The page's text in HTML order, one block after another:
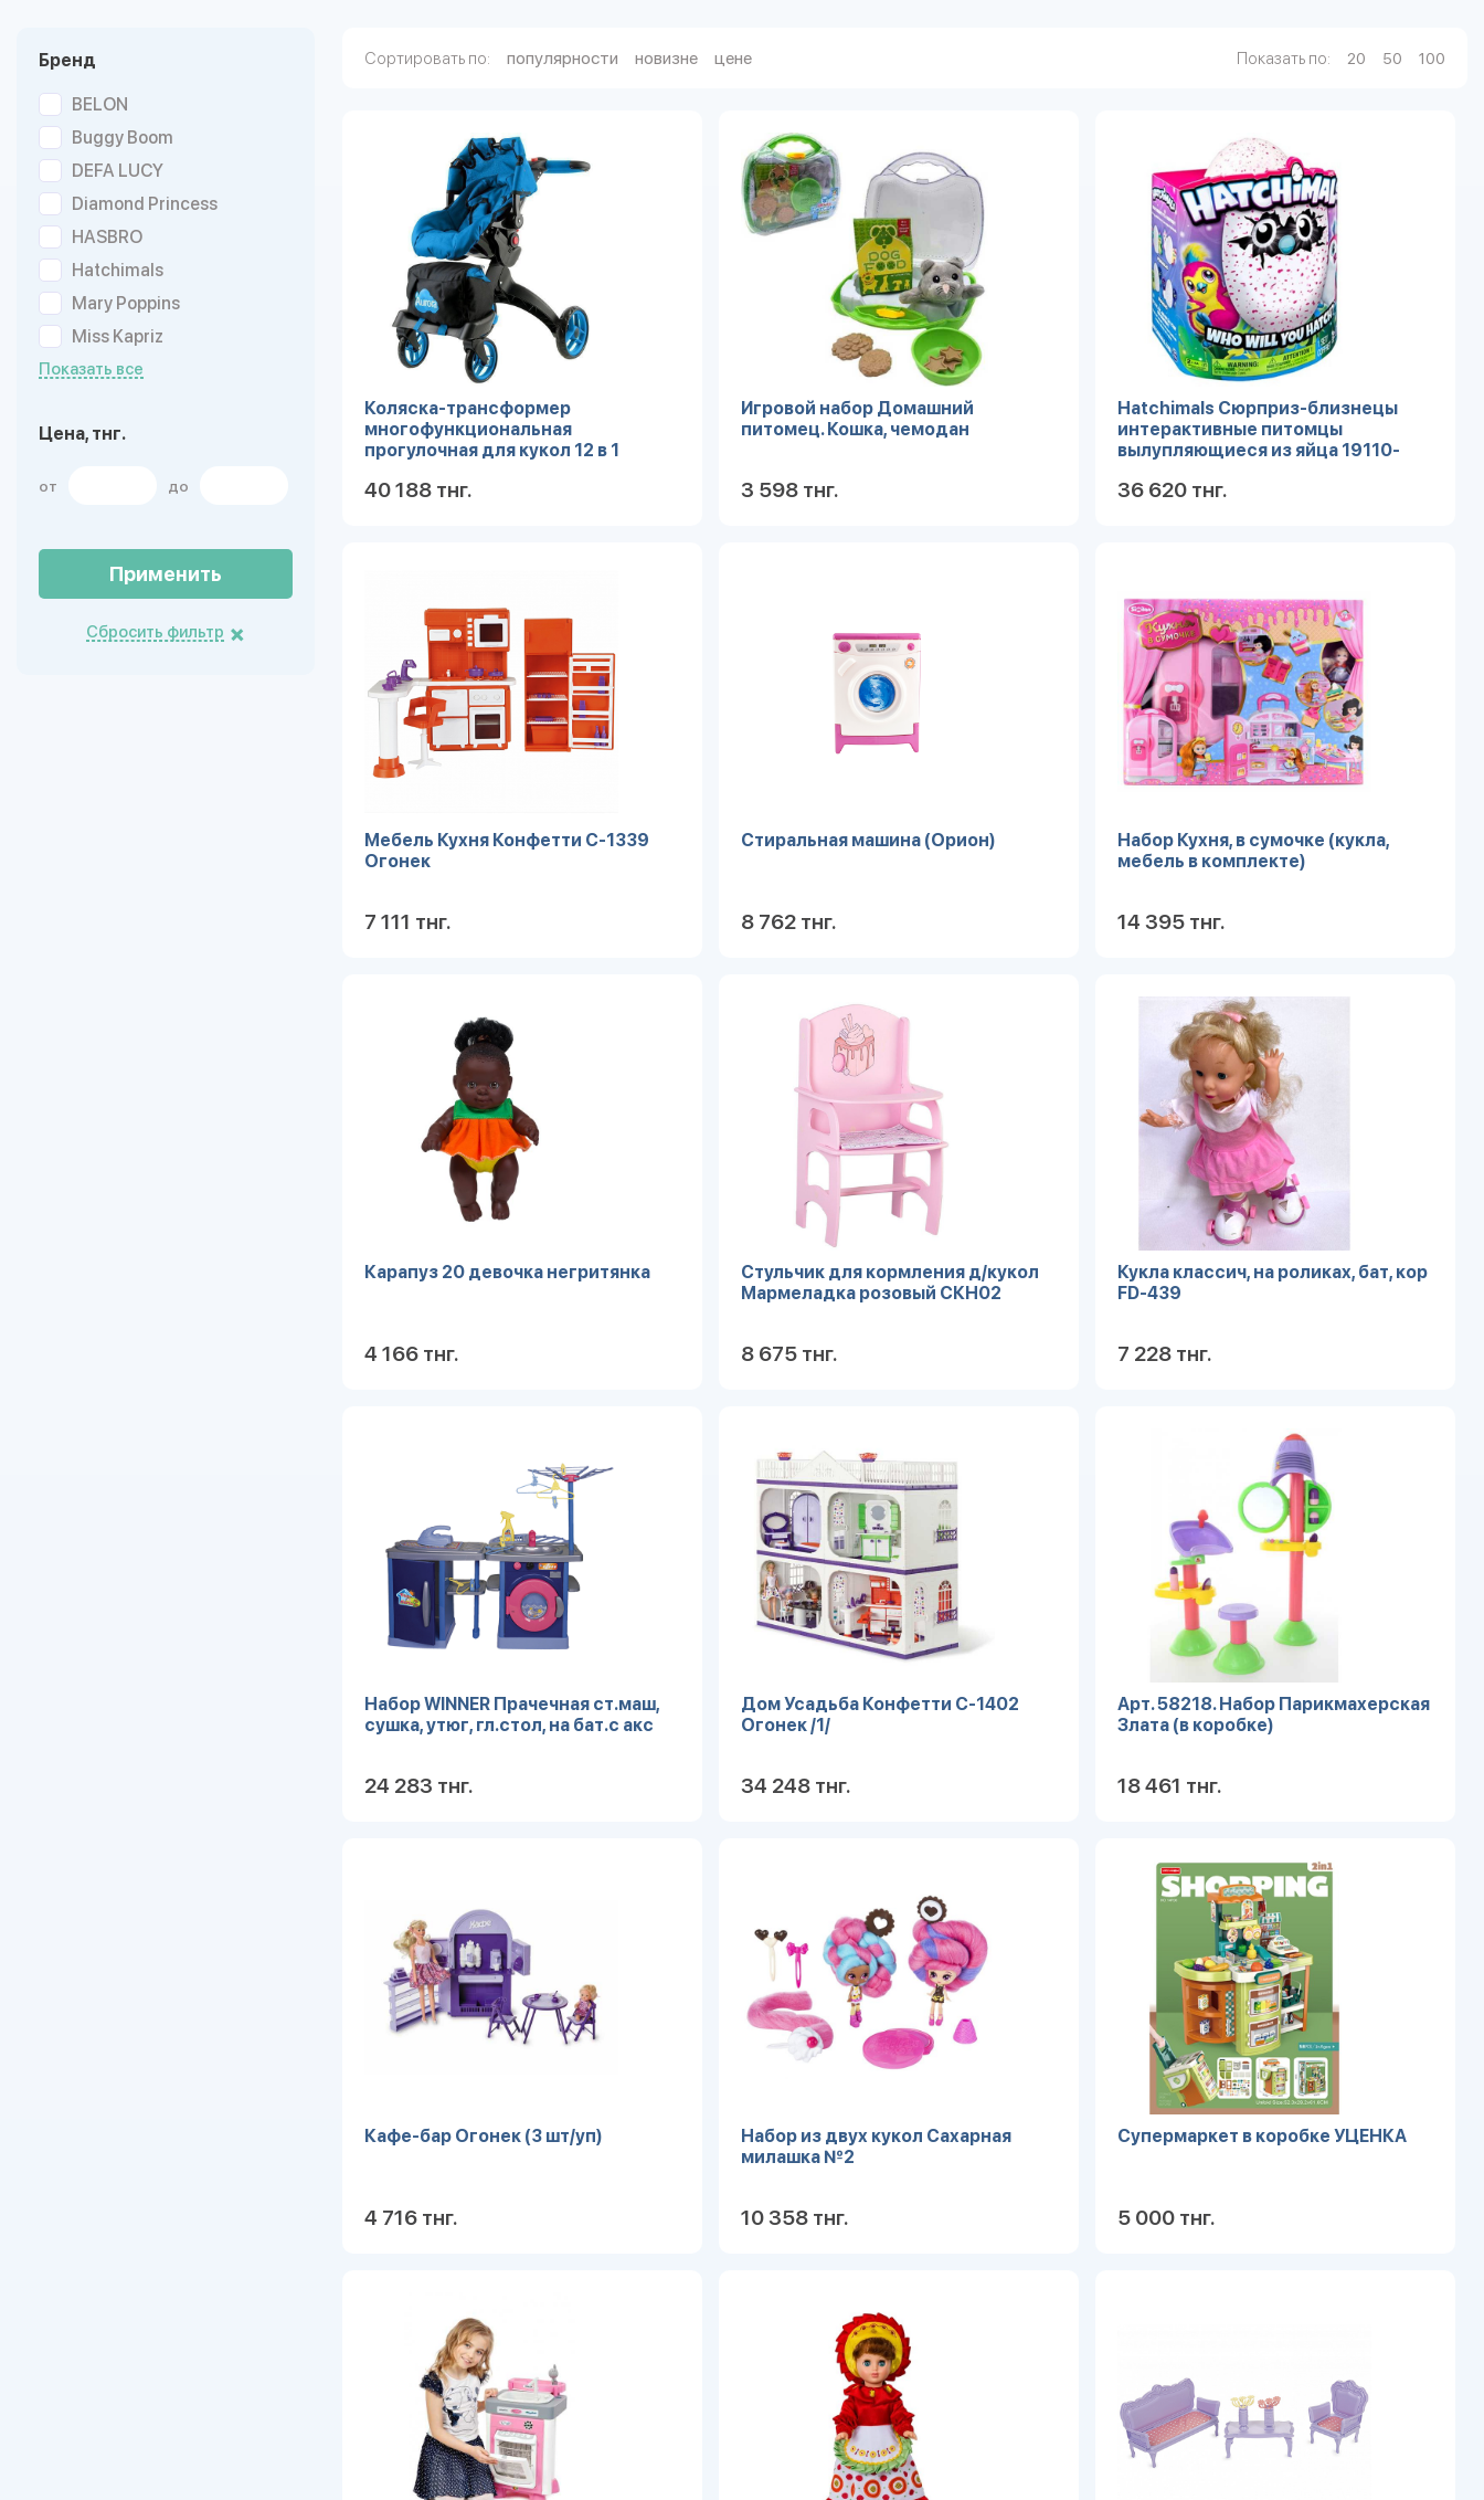
Бренд
BELON
Buggy Boom
DEFA LUCY
Diamond Princess
HASBRO
Hatchimals
Mary Poppins
Miss Kapriz
Показать все
Цена, тнг.
от до
Применить
Сбросить фильтр
Сортировать по: популярности новизне цене Показать по: 20 50 100
Коляска-трансформер
многофункциональная
прогулочная для кукол 12 в 1
40 188 тнг.
Игровой набор Домашний
питомец. Кошка, чемодан
3 598 тнг.
Hatchimals Сюрприз-близнецы
интерактивные питомцы
вылупляющиеся из яйца 19110-
36 620 тнг.
Мебель Кухня Конфетти С-1339
Огонек
7 111 тнг.
Стиральная машина (Орион)
8 762 тнг.
Набор Кухня, в сумочке (кукла,
мебель в комплекте)
14 395 тнг.
Карапуз 20 девочка негритянка
4 166 тнг.
Стульчик для кормления д/кукол
Мармеладка розовый СКН02
8 675 тнг.
Кукла классич, на роликах, бат, кор
FD-439
7 228 тнг.
Набор WINNER Прачечная ст.маш,
сушка, утюг, гл.стол, на бат.с акс
24 283 тнг.
Дом Усадьба Конфетти С-1402
Огонек /1/
34 248 тнг.
Арт. 58218. Набор Парикмахерская
Злата (в коробке)
18 461 тнг.
Кафе-бар Огонек (3 шт/уп)
4 716 тнг.
Набор из двух кукол Сахарная
милашка №2
10 358 тнг.
Супермаркет в коробке УЦЕНКА
5 000 тнг.